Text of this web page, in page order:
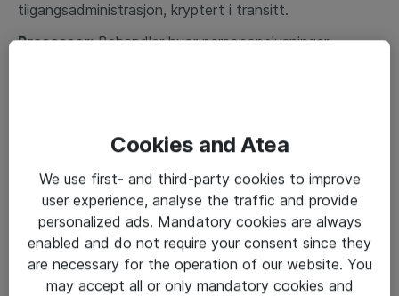
tilgangsadministrasjon, kryptert i transitt.
Prosesser:Behandler hvor personopplysninger
Felles GDPR-registreringsverktøy
Markedsføring: Samtykke, arrangementer, kampanjer,
sosiale medier, informasjonskapsler.
Systemer:Type personopplysninger. Hvor dataene er
lagret. Lovgrunnlag for å oppbevare
personopplysninger.
Cookies and Atea
We use first- and third-party cookies to improve
user experience, analyse the traffic and provide
personalized ads. Mandatory cookies are always
enabled and do not require your consent since they
are necessary for the operation of our website. You
may accept all or only mandatory cookies and